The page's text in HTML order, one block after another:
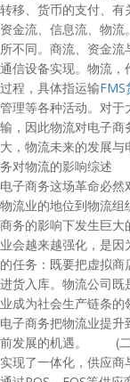
转移、货币的支付、有
资金流、信息流、物
所不同。商流、资金
通信设备实现。物流，
过程，具体指运输FMS
管理等各种活动。对
输，因此物流对电子商
大，物流未来的发展
务对物流的影响综
电子商务这场革命必
物流业的地位到物流
商务的影响下发生巨
业会越来越强化，是因
的任务：既要把虚拟
进货入库。物流公司
业成为社会生产链条的
电子商务把物流业提
前发展的机遇。 (二)
实现了一体化，供应